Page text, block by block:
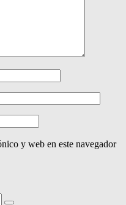
y web en este navegador